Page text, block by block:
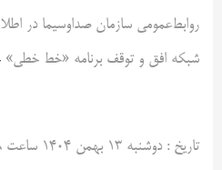
روابط‌عمومی سازمان صداوسیما در
شبکه افق و توقف برنامه «خط خطی»
تاريخ : دوشنبه ۱۳ بهمن ۱۴۰۴ ساعت ۰۸:۴۸